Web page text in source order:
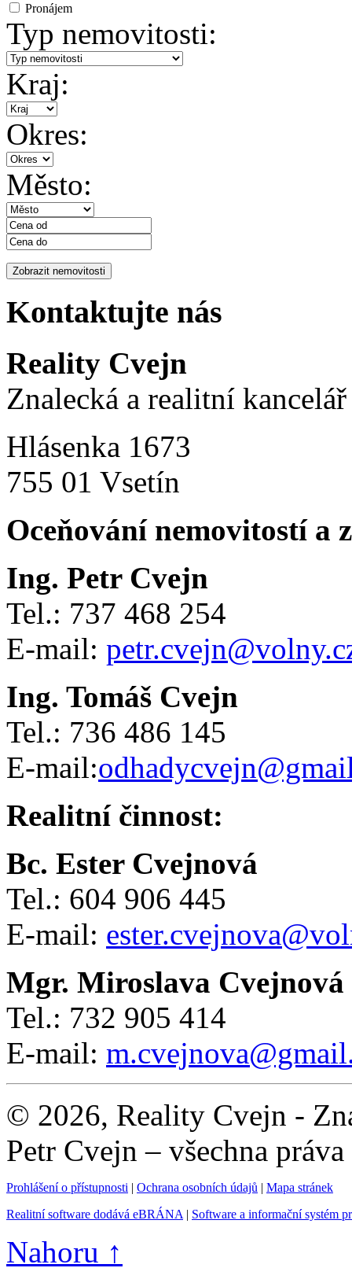
Pronájem
Typ nemovitosti:
Kraj:
Okres:
Město:
Kontaktujte nás
Reality Cvejn
Znalecká a realitní kancelář
Hlásenka 1673
755 01 Vsetín
Oceňování nemovitostí a
Ing. Petr Cvejn
Tel.: 737 468 254
E-mail:
Ing. Tomáš Cvejn
Tel.: 736 486 145
E-mail:
Realitní činnost:
Bc. Ester Cvejnová
Tel.: 604 906 445
E-mail:
Mgr. Miroslava Cvejnová
Tel.: 732 905 414
E-mail:
© 2026, Reality Cvejn -
Petr Cvejn – všechna
Prohlášení o přístupnosti | Ochrana osobních údajů | Mapa stránek
Realitní software dodává eBRÁNA | Software a informační systém
Nahoru ↑